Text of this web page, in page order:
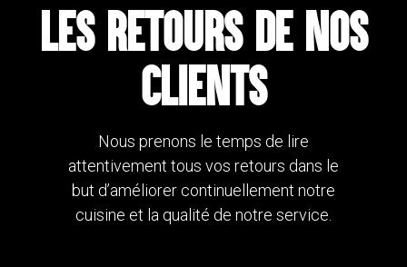
LES RETOURS DE NOS
CLIENTS
Nous prenons le temps de lire
attentivement tous vos retours dans le
but d’améliorer continuellement notre
cuisine et la qualité de notre service.